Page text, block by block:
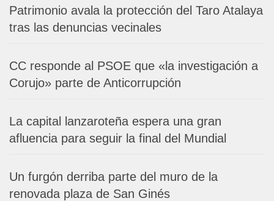
Patrimonio avala la protección del Taro Atalaya
tras las denuncias vecinales
CC responde al PSOE que «la investigación a
Corujo» parte de Anticorrupción
La capital lanzaroteña espera una gran
afluencia para seguir la final del Mundial
Un furgón derriba parte del muro de la
renovada plaza de San Ginés